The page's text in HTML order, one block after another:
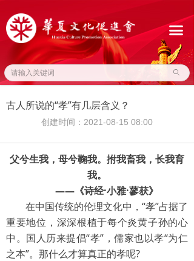
끀
网站首页
关于我们
通知公告
文化产业
联系我们
友情链接
ꄙ
父兮生我，母兮鞠我。拊我畜我，长我育
我。
——《诗经·小雅·蓼获》
在中国传统的伦理文化中，“孝”占据了
重要地位，深深根植于每个炎黄子孙的心
中。国人历来提倡“孝”，儒家也以孝“为仁
之本”。那什么才算真正的孝呢?
创建时间： 2021-08-15 08:00
古人所说的“孝”有几层含义？